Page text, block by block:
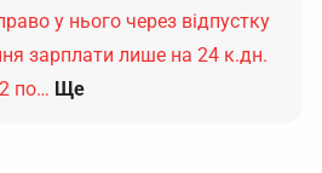
у нього через відпустку
зарплати лише на 24 к.дн.
по… Ще